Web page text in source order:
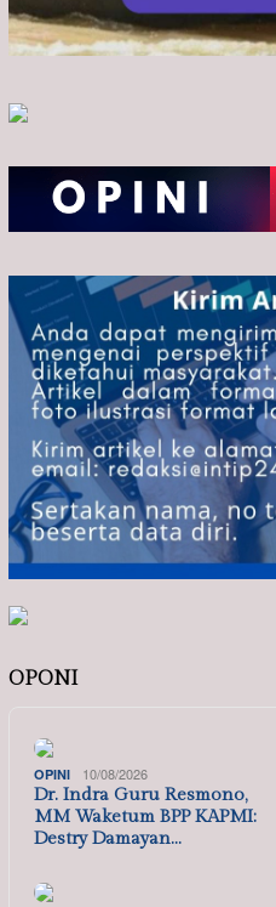
OPONI
OPINI 10/08/2026
Dr. Indra Guru Resmono,
MM Waketum BPP KAPMI:
Destry Damayan…